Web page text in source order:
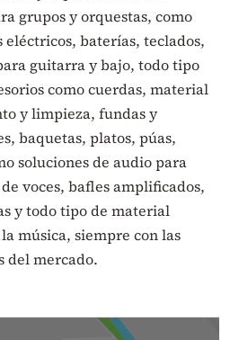
grupos y orquestas, como
eléctricos, baterías, teclados,
guitarra y bajo, todo tipo
como cuerdas, material
y limpieza, fundas y
baquetas, platos, púas,
soluciones de audio para
voces, bafles amplificados,
y todo tipo de material
música, siempre con las
del mercado.